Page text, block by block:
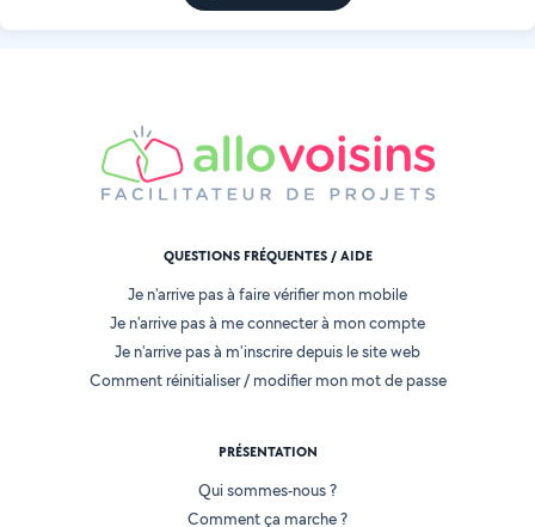
QUESTIONS FRÉQUENTES / AIDE
Je n'arrive pas à faire vérifier mon mobile
Je n'arrive pas à me connecter à mon compte
Je n'arrive pas à m'inscrire depuis le site web
Comment réinitialiser / modifier mon mot de passe
PRÉSENTATION
Qui sommes-nous ?
Comment ça marche ?